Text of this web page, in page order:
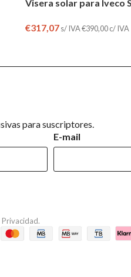
Visera solar para Iveco
€317,07s/ IVA€390,00c/ IVA
para suscriptores.
E-mail
.